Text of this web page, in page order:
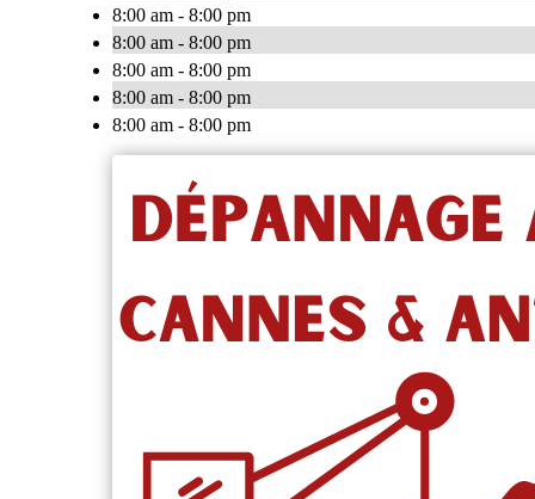
8:00 am - 8:00 pm
8:00 am - 8:00 pm
8:00 am - 8:00 pm
8:00 am - 8:00 pm
8:00 am - 8:00 pm